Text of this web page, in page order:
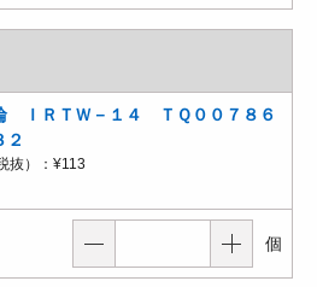
ＩＲＴＷ－１４ ＴＱ００７８６
２
抜）： ¥113
個